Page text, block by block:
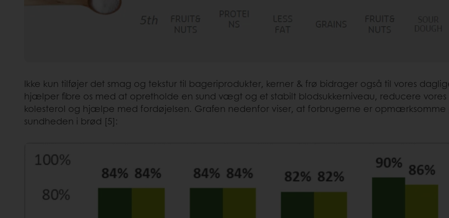
Ikke kun tilføjer det smag og tekstur til bageriprodukter, kerner & frø bidrager også til vores
hjælper fibre os med at opretholde en sund vægt og et stabilt blodsukkerniveau, reducere
kolesterol og hjælpe med fordøjelsen. Grafen nedenfor viser, at forbrugerne er
sundheden i brød [5]: